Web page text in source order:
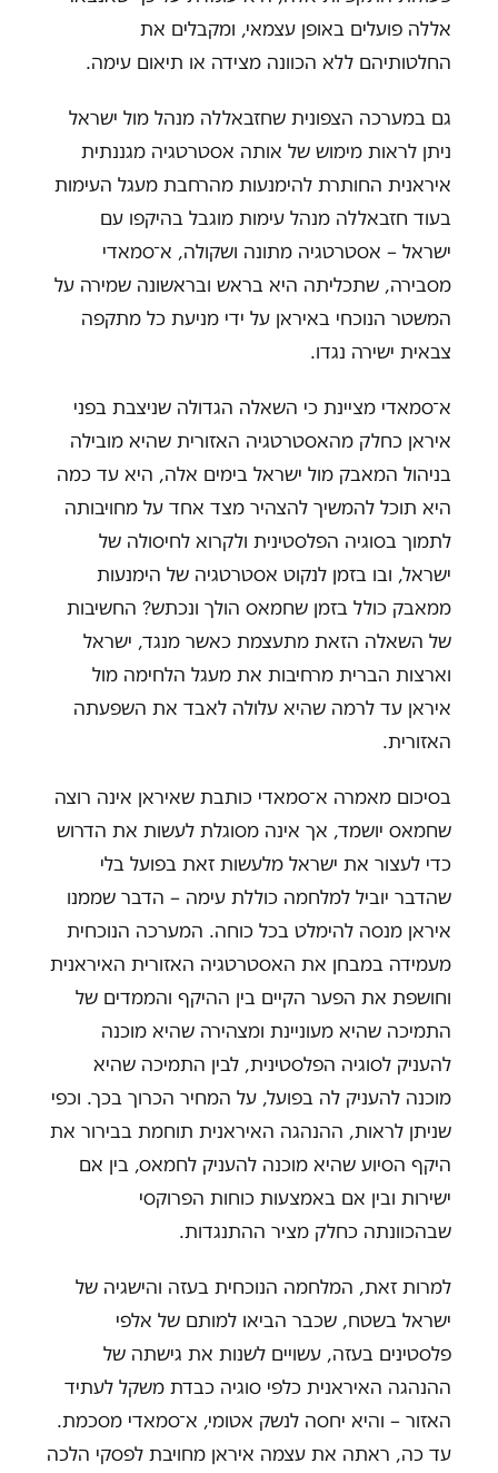
אללה פועלים באופן עצמאי, ומקבלים את
החלטותיהם ללא הכוונה מצידה או תיאום עימה.
גם במערכה הצפונית שחזבאללה מנהל מול ישראל
ניתן לראות מימוש של אותה אסטרטגיה מגננתית
איראנית החותרת להימנעות מהרחבת מעגל העימות
בעוד חזבאללה מנהל עימות מוגבל בהיקפו עם
ישראל – אסטרטגיה מתונה ושקולה, א־סמאדי
מסבירה, שתכליתה היא בראש ובראשונה שמירה על
המשטר הנוכחי באיראן על ידי מניעת כל מתקפה
צבאית ישירה נגדו.
א־סמאדי מציינת כי השאלה הגדולה שניצבת בפני
איראן כחלק מהאסטרטגיה האזורית שהיא מובילה
בניהול המאבק מול ישראל בימים אלה, היא עד כמה
היא תוכל להמשיך להצהיר מצד אחד על מחויבותה
לתמוך בסוגיה הפלסטינית ולקרוא לחיסולה של
ישראל, ובו בזמן לנקוט אסטרטגיה של הימנעות
ממאבק כולל בזמן שחמאס הולך ונכתש? החשיבות
של השאלה הזאת מתעצמת כאשר מנגד, ישראל
וארצות הברית מרחיבות את מעגל הלחימה מול
איראן עד לרמה שהיא עלולה לאבד את השפעתה
האזורית.
בסיכום מאמרה א־סמאדי כותבת שאיראן אינה רוצה
שחמאס יושמד, אך אינה מסוגלת לעשות את הדרוש
כדי לעצור את ישראל מלעשות זאת בפועל בלי
שהדבר יוביל למלחמה כוללת עימה – הדבר שממנו
איראן מנסה להימלט בכל כוחה. המערכה הנוכחית
מעמידה במבחן את האסטרטגיה האזורית האיראנית
וחושפת את הפער הקיים בין ההיקף והממדים של
התמיכה שהיא מעוניינת ומצהירה שהיא מוכנה
להעניק לסוגיה הפלסטינית, לבין התמיכה שהיא
מוכנה להעניק לה בפועל, על המחיר הכרוך בכך. וכפי
שניתן לראות, ההנהגה האיראנית תוחמת בבירור את
היקף הסיוע שהיא מוכנה להעניק לחמאס, בין אם
ישירות ובין אם באמצעות כוחות הפרוקסי
שבהכוונתה כחלק מציר ההתנגדות.
למרות זאת, המלחמה הנוכחית בעזה והישגיה של
ישראל בשטח, שכבר הביאו למותם של אלפי
פלסטינים בעזה, עשויים לשנות את גישתה של
ההנהגה האיראנית כלפי סוגיה כבדת משקל לעתיד
האזור – והיא יחסה לנשק אטומי, א־סמאדי מסכמת.
עד כה, ראתה את עצמה איראן מחויבת לפסקי הלכה